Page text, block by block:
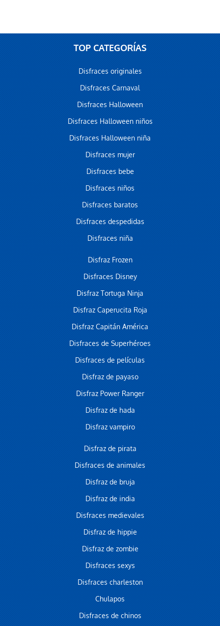
TOP CATEGORÍAS
Disfraces originales
Disfraces Carnaval
Disfraces Halloween
Disfraces Halloween niños
Disfraces Halloween niña
Disfraces mujer
Disfraces bebe
Disfraces niños
Disfraces baratos
Disfraces despedidas
Disfraces niña
Disfraz Frozen
Disfraces Disney
Disfraz Tortuga Ninja
Disfraz Caperucita Roja
Disfraz Capitán América
Disfraces de Superhéroes
Disfraces de películas
Disfraz de payaso
Disfraz Power Ranger
Disfraz de hada
Disfraz vampiro
Disfraz de pirata
Disfraces de animales
Disfraz de bruja
Disfraz de india
Disfraces medievales
Disfraz de hippie
Disfraz de zombie
Disfraces sexys
Disfraces charleston
Chulapos
Disfraces de chinos